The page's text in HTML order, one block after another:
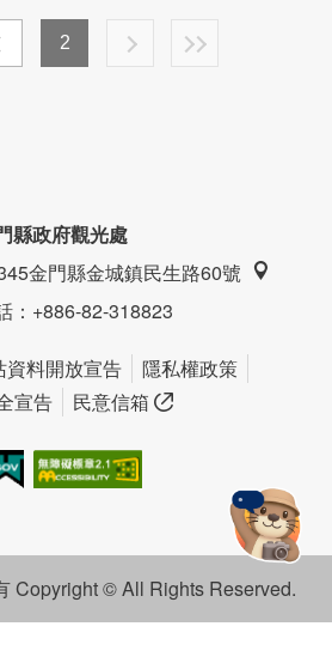
2
金門旅遊
縣政府觀光處
金門縣金城鎮民生路60號
：+886-82-318823
資料開放宣告
隱私權政策
宣告
民意信箱
Copyright © All Rights Reserved.